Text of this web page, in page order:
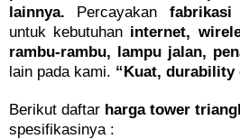
lainnya. Percayakan
untuk kebutuhan internet,
rambu-rambu, lampu jalan,
lain pada kami. “Kuat, durability
Berikut daftar harga tower
spesifikasinya :